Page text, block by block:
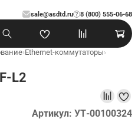
sale@asdtd.ru 8 (800) 555-06-68
?
›Ethernet-коммутаторы›
L2
Артикул: УТ-00100324